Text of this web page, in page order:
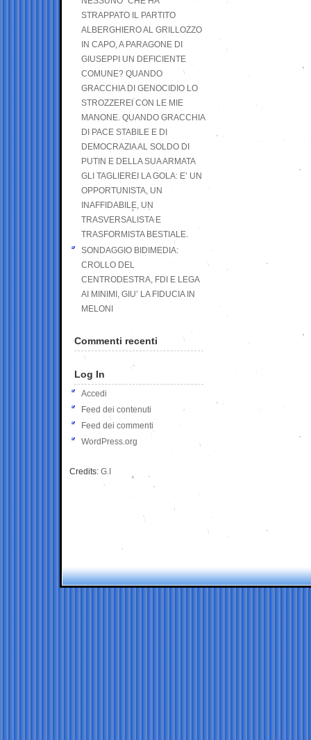
STRAPPATO IL PARTITO
ALBERGHIERO AL GRILLOZZO
IN CAPO, A PARAGONE DI
GIUSEPPI UN DEFICIENTE
COMUNE? QUANDO
GRACCHIA DI GENOCIDIO LO
STROZZEREI CON LE MIE
MANONE. QUANDO GRACCHIA
DI PACE STABILE E DI
DEMOCRAZIA AL SOLDO DI
PUTIN E DELLA SUA ARMATA
GLI TAGLIEREI LA GOLA: E’ UN
OPPORTUNISTA, UN
INAFFIDABILE, UN
TRASVERSALISTA E
TRASFORMISTA BESTIALE.
SONDAGGIO BIDIMEDIA:
CROLLO DEL
CENTRODESTRA, FDI E LEGA
AI MINIMI, GIU’ LA FIDUCIA IN
MELONI
Commenti recenti
Log In
Accedi
Feed dei contenuti
Feed dei commenti
WordPress.org
Credits: G.I